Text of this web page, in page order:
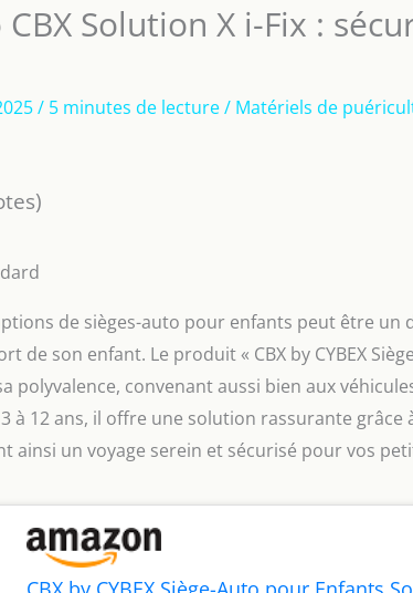
Solution X i-Fix :
/ 5 minutes de lecture/ Matériels de
de sièges-auto pour enfants peut être
de son enfant. Le produit « CBX by CYBEX
polyvalence, convenant aussi bien aux
à 12 ans, il offre une solution rassurante
ainsi un voyage serein et sécurisé pour vos